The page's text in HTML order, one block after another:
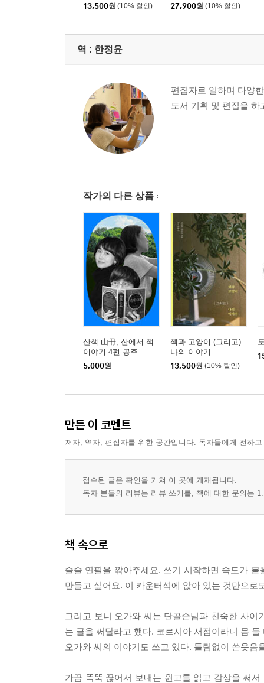
13,500원 (10% 할인) 장
27,900원 (10% 할인)
역 : 한정윤
편집자로 일하며 다양
도서 기획 및 편집을
작가의 다른 상품
산책 山冊, 산에서 책
이야기 4편 공주
5,000원
책과 고양이 (그리고)
나의 이야기
13,500원 (10% 할인)
만든 이 코멘트
저자, 역자, 편집자를 위한 공간입니다. 독자들에게 전하
접수된 글은 확인을 거쳐 이 곳에 게재됩니다.
독자 분들의 리뷰는 리뷰 쓰기를, 책에 대한 문의는
책 속으로
슬슬 연필을 깎아주세요. 쓰기 시작하면 속도가
만들고 싶어요. 이 카운터석에 앉아 있는 것만으
그러고 보니 오가와 씨는 단골손님과 친숙한 사
는 글을 써달라고 했다. 코르시아 서점이라니 몸
오가와 씨의 이야기도 쓰고 있다. 틀림없이 쓴웃
가끔 뚝뚝 끊어서 보내는 원고를 읽고 감상을 써